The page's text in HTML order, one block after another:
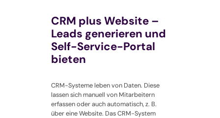
CRM plus Website –
Leads generieren und
Self-Service-Portal
bieten
CRM-Systeme leben von Daten. Diese
lassen sich manuell von Mitarbeitern
erfassen oder auch automatisch, z. B.
über eine Website. Das CRM-System